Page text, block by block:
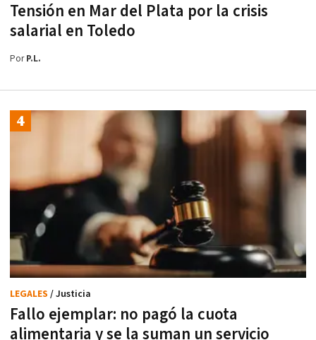
Tensión en Mar del Plata por la crisis
salarial en Toledo
PorP.L.
Fallo ejemplar: no pagó la cuota
alimentaria y se la suman un servicio
LEGALES / Justicia